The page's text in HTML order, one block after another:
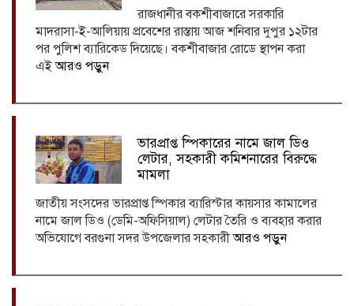
রাজধানীর বকশীবাজারে সরকারি
মাদরাসা-ই-আলিয়ায় প্রবেশের রাস্তায় আজ শনিবার দুপুর ১২টার
পর পুলিশ ব্যারিকেড দিয়েছে। বকশীবাজার রোডে স্থাপন করা
এইআরও পড়ুন
ভারপ্রাপ্ত স্পিকারের নামে জাল ডিও
লেটার, সহকারী কমিশনারের বিরুদ্ধে
মামলা
জাতীয় সংসদের ভারপ্রাপ্ত স্পিকার ব্যারিস্টার কায়সার কামালের
নামে জাল ডিও (ডেমি-অফিসিয়াল) লেটার তৈরি ও ব্যবহার করার
অভিযোগে বরগুনা সদর উপজেলার সহকারীআরও পড়ুন